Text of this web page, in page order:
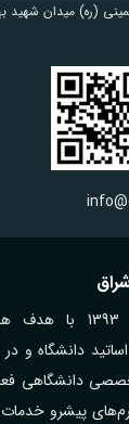
خمینی (ره) میدان
شبکه مترجمین در
دانشگاه و در
دانشگاهی
پیشرو